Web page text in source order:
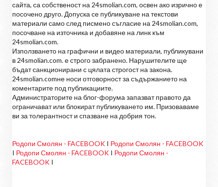
сайта, са собственост на 24smolian.com, освен ако изрично е
посочено друго. Допуска се публикуване на текстови
материали само след писмено съгласие на 24smolian.com,
посочване на източника и добавяне на линк към
24smolian.com.
Използването на графични и видео материали, публикувани
в 24smolian.com. е строго забранено. Нарушителите ще
бъдат санкционирани с цялата строгост на закона.
24smolian.comне носи отговорност за съдържанието на
коментарите под публикациите.
Администраторите на блог-форума запазват правото да
ограничават или блокират публикуването им. Призоваваме
ви за толерантност и спазване на добрия тон.
Родопи Смолян - FACEBOOK I Родопи Смолян - FACEBOOK
I Родопи Смолян - FACEBOOK I Родопи Смолян -
FACEBOOK I